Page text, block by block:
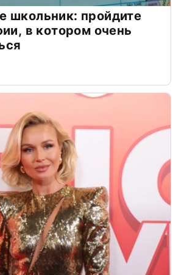
школьник: пройдите
в котором очень